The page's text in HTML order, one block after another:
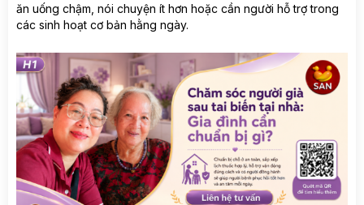
ăn uống chậm, nói chuyện ít hơn hoặc cần người hỗ trợ trong
các sinh hoạt cơ bản hằng ngày.